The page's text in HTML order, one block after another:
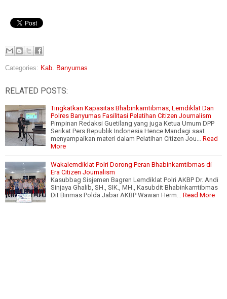
Categories: Kab. Banyumas
RELATED POSTS:
Tingkatkan Kapasitas Bhabinkamtibmas, Lemdiklat Dan
Polres Banyumas Fasilitasi Pelatihan Citizen Journalism
Pimpinan Redaksi Guetilang yang juga Ketua Umum DPP
Serikat Pers Republik Indonesia Hence Mandagi saat
menyampaikan materi dalam Pelatihan Citizen Jou… Read
More
Wakalemdiklat Polri Dorong Peran Bhabinkamtibmas di
Era Citizen Journalism
Kasubbag Sisjemen Bagren Lemdiklat Polri AKBP Dr. Andi
Sinjaya Ghalib, SH., SIK., MH., Kasubdit Bhabinkamtibmas
Dit Binmas Polda Jabar AKBP Wawan Herm… Read More